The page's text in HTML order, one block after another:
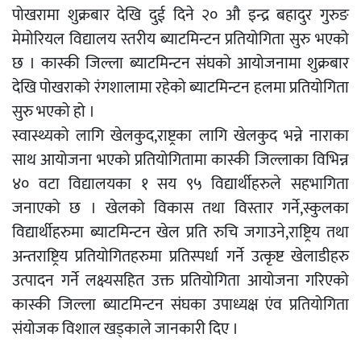
पोखरामा शुक्रबार देखि दुई दिने २० औ इन्द्र बहादुर गुरुङ
मेमोरियल विद्यालय स्तरीय ब्याटमिन्टन प्रतियोगिता सुरु भएको
छ । कास्की जिल्ला ब्याटमिन्टन संघको आयोजनामा शुक्रबार
देखि पोखराको रंगशालामा रहेको ब्याटमिन्टन हलमा प्रतियोगिता
सुरु भएको हो ।
स्वास्थ्यको लागि खेलकुद,राष्ट्रका लागि खेलकुद भन्ने नाराका
साथ आयोजना भएको प्रतियोगितामा कास्की जिल्लाका विभिन्न
४० वटा विद्यालयका १ सय ९५ विद्यार्थीहरुले सहभागिता
जनाएको छ । खेलको विकास तथा विस्तार गर्ने,स्कुलका
विद्यार्थीहरुमा ब्याटमिन्टन खेल प्रति रुचि जगाउने,राष्ट्रिय तथा
अन्तराष्ट्रिय प्रतियोगितहरुमा प्रतिस्पर्धा गर्ने उत्कृष्ट खेलाडीहरु
उत्पादन गर्ने लक्ष्यसहित उक्त प्रतियोगिता आयोजना गरिएको
कास्की जिल्ला ब्याटमिन्टन संघका उपाध्यक्ष एंव प्रतियोगिता
संयोजक विशाल खड्काले जानकारी दिए ।